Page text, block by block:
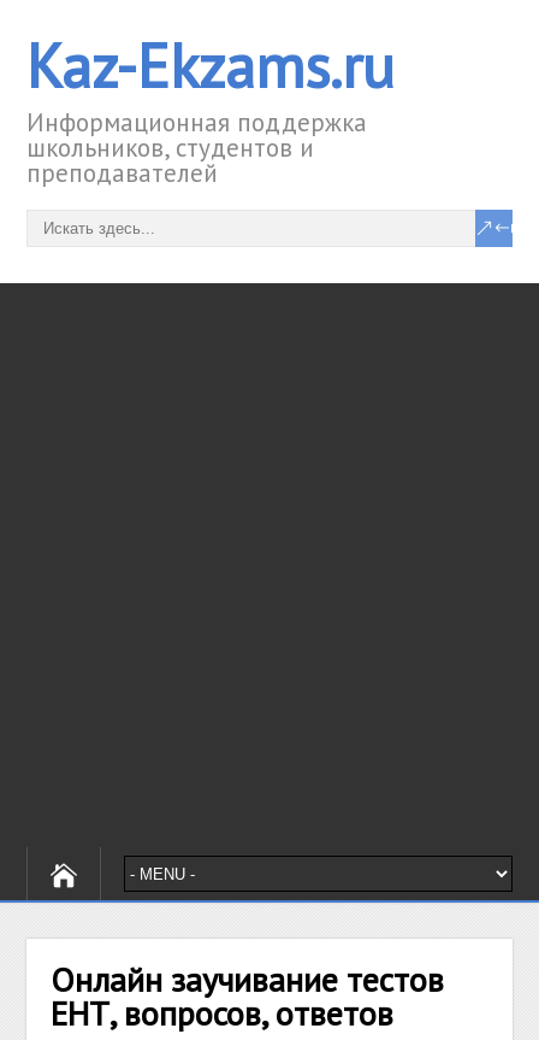
Kaz-Ekzams.ru
Информационная поддержка
школьников, студентов и
преподавателей
Онлайн заучивание тестов
ЕНТ, вопросов, ответов